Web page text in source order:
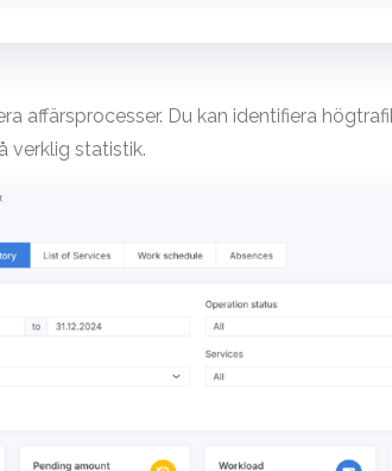
Du kan identifiera
verklig statistik.